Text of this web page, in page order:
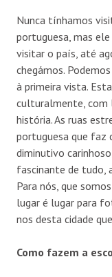
Nunca tínhamos
portuguesa, mas
visitar o país, até
chegámos.
à primeira vista.
culturalmente, com
história. As ruas
portuguesa que faz
diminutivo
fascinante de tudo,
Para nós, que
lugar é lugar para
nos desta cidade
Como fazem a